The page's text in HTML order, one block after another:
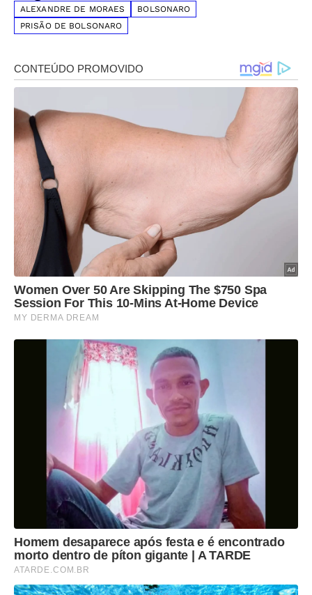
ALEXANDRE DE MORAES
BOLSONARO
PRISÃO DE BOLSONARO